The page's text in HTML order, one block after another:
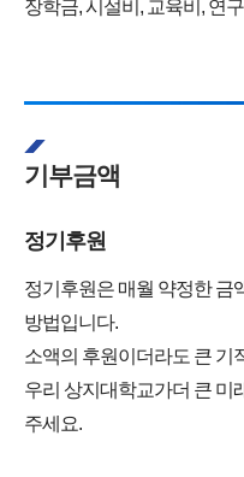
장학금, 시설비, 교육비, 연구
기부금액
정기후원
정기후원은 매월 약정한 금
방법입니다.
소액의 후원이더라도 큰 기
우리 상지대학교가더 큰 미
주세요.